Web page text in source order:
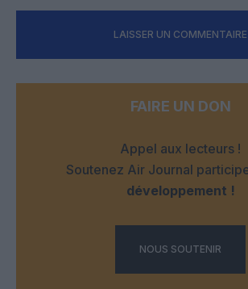
LAISSER UN COMMENTAIRE
FAIRE UN DON
Appel aux lecteurs !
Soutenez Air Journal
développement !
NOUS SOUTENIR